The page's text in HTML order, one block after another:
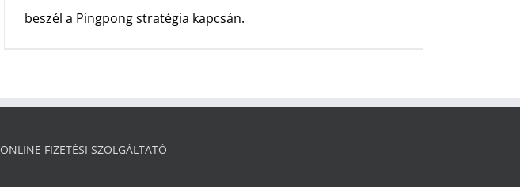
beszél a Pingpong stratégia kapcsán.
ONLINE FIZETÉSI SZOLGÁLTATÓ